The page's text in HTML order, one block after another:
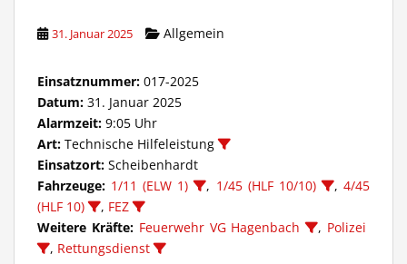
31. Januar 2025 Allgemein
Einsatznummer: 017-2025
Datum: 31. Januar 2025
Alarmzeit: 9:05 Uhr
Art: Technische Hilfeleistung
Einsatzort: Scheibenhardt
Fahrzeuge: 1/11 (ELW 1) , 1/45 (HLF 10/10) ,4/45
(HLF 10)
, FEZ
Weitere Kräfte: Feuerwehr VG Hagenbach , Polizei
, Rettungsdienst